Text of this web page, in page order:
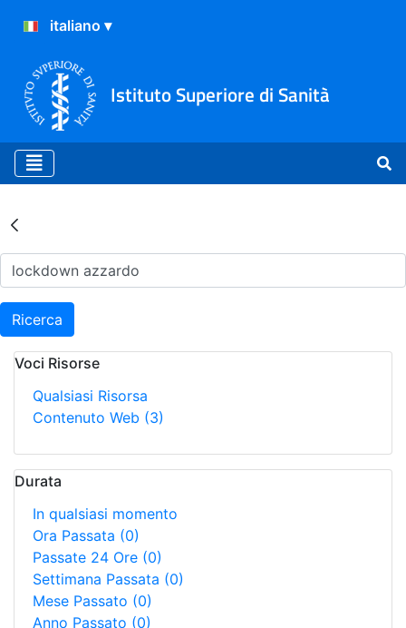
Istituto Superiore di Sanità
Risultati della Ricerca -
Ricerca
Voci Risorse
Qualsiasi Risorsa
Contenuto Web (3)
Durata
In qualsiasi momento
Ora Passata (0)
Passate 24 Ore (0)
Settimana Passata (0)
Mese Passato (0)
Anno Passato (0)